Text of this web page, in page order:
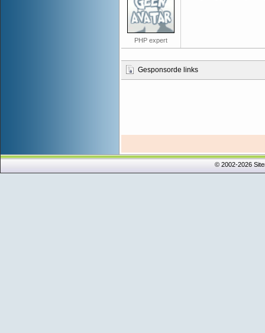
PHP expert
Gesponsorde links
© 2002-2026